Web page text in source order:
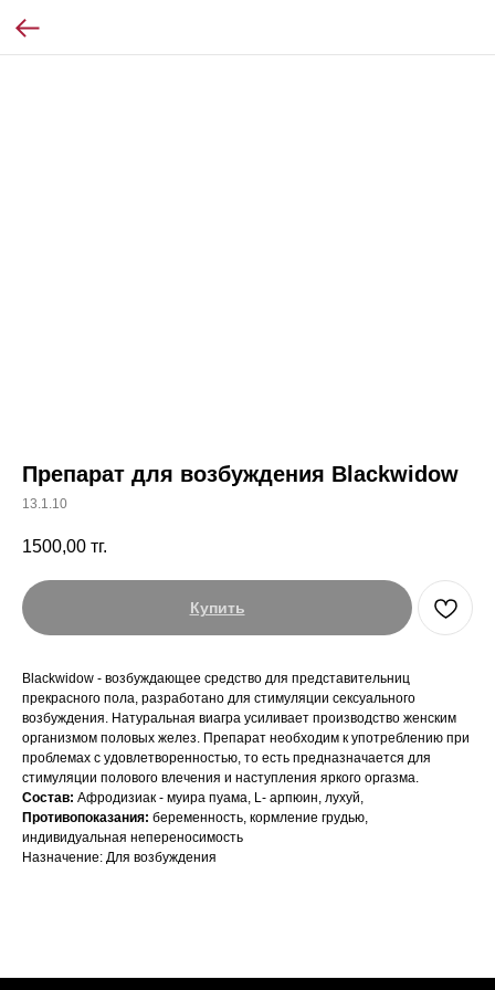
Препарат для возбуждения Blackwidow
13.1.10
1500,00 тг.
Купить
Blackwidow - возбуждающее средство для представительниц
прекрасного пола, разработано для стимуляции сексуального
возбуждения. Натуральная виагра усиливает производство женским
организмом половых желез. Препарат необходим к употреблению при
проблемах с удовлетворенностью, то есть предназначается для
стимуляции полового влечения и наступления яркого оргазма.
Состав: Афродизиак - муира пуама, L- арпюин, лухуй,
Противопоказания: беременность, кормление грудью,
индивидуальная непереносимость
Назначение: Для возбуждения